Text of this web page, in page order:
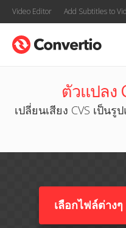
Video Editor Add Subtitles to
ตัวแปลง
เปลี่ยนเสียง CVS เป็นรู
เลือกไฟล์ต่างๆ​